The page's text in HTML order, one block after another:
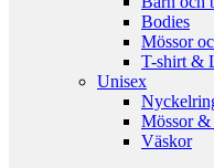
Bodies
Mössor
T-shirt &
Unisex
Mössor &
Väskor